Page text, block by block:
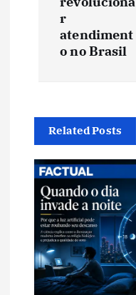
ã
o
d
e
P
r
atendiment
o no Brasil
Related Posts